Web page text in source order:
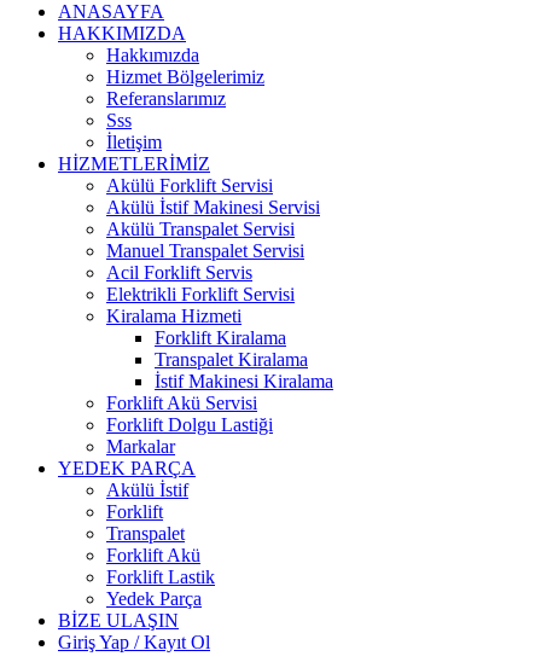
ANASAYFA
HAKKIMIZDA
Hakkımızda
Hizmet Bölgelerimiz
Referanslarımız
Sss
İletişim
HİZMETLERİMİZ
Akülü Forklift Servisi
Akülü İstif Makinesi Servisi
Akülü Transpalet Servisi
Manuel Transpalet Servisi
Acil Forklift Servis
Elektrikli Forklift Servisi
Kiralama Hizmeti
Forklift Kiralama
Transpalet Kiralama
İstif Makinesi Kiralama
Forklift Akü Servisi
Forklift Dolgu Lastiği
Markalar
YEDEK PARÇA
Akülü İstif
Forklift
Transpalet
Forklift Akü
Forklift Lastik
Yedek Parça
BİZE ULAŞIN
Giriş Yap / Kayıt Ol